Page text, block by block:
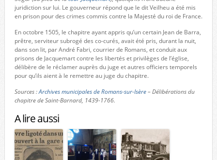
juridiction sur lui. Le gouverneur répond que le dit Veilheu a été mis
en prison pour des crimes commis contre la Majesté du roi de France.
En octobre 1505, le chapitre ayant appris qu’un certain Jean de Barra,
prêtre, serviteur subrogé des co-curés, avait été pris, durant la nuit,
dans son lit, par André Fabri, courrier de Romans, et conduit aux
prisons de Jacquemart contre les libertés et privilèges de l’église,
délibère de le réclamer auprès du juge et autres officiers temporels
pour qu’ils aient à le remettre au juge du chapitre.
Sources :Archives municipales de Romans-sur-Isère– Délibérations du
chapitre de Saint-Barnard, 1439-1766.
A lire aussi